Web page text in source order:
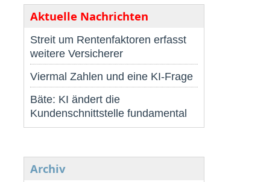
Aktuelle Nachrichten
Streit um Rentenfaktoren erfasst
weitere Versicherer
Viermal Zahlen und eine KI-Frage
Bäte: KI ändert die
Kundenschnittstelle fundamental
Archiv